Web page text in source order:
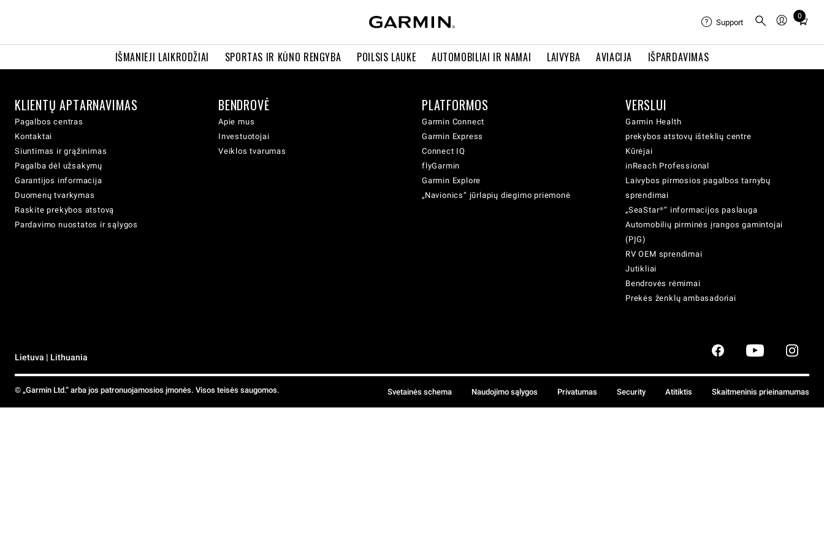
IŠMANIEJI LAIKRODŽIAI SPORTAS IR KŪNO RENGYBA POILSIS LAUKE AUTOMOBILIAI IR NAMAI LAIVYBA AVIACIJA IŠPARDAVIMAS
Support
0
Total
cart:
KLIENTŲ APTARNAVIMAS
Pagalbos centras
Kontaktai
Siuntimas ir grąžinimas
Pagalba dėl užsakymų
Garantijos informacija
Duomenų tvarkymas
Raskite prekybos atstovą
Pardavimo nuostatos ir sąlygos
BENDROVĖ
Apie mus
Investuotojai
Veiklos tvarumas
PLATFORMOS
Garmin Connect
Garmin Express
Connect IQ
flyGarmin
Garmin Explore
„Navionics“ jūrlapių diegimo priemonė
VERSLUI
Garmin Health
prekybos atstovų išteklių centre
Kūrėjai
inReach Professional
Laivybos pirmosios pagalbos tarnybų
sprendimai
„SeaStar®“ informacijos paslauga
Automobilių pirminės įrangos gamintojai
(PĮG)
RV OEM sprendimai
Jutikliai
Bendrovės rėmimai
Prekės ženklų ambasadoriai
Lietuva | Lithuania
© „Garmin Ltd.“ arba jos patronuojamosios įmonės. Visos teisės saugomos. Svetainės schema Naudojimo sąlygos Privatumas Security Atitiktis Skaitmeninis prieinamumas